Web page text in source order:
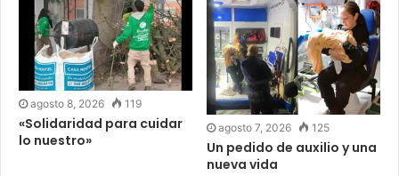
agosto 8, 2026 119
«Solidaridad para cuidar
lo nuestro»
agosto 7, 2026 125
Un pedido de auxilio y una
nueva vida